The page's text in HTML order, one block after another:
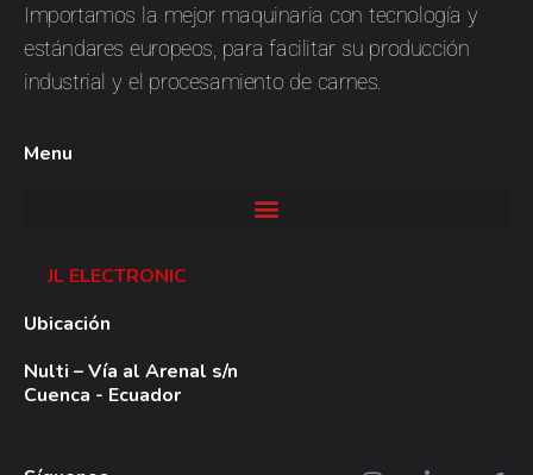
Importamos la mejor maquinaria con tecnología y
estándares europeos, para facilitar su producción
industrial y el procesamiento de carnes.
Menu
JL ELECTRONIC
Ubicación
Nulti – Vía al Arenal s/n
Cuenca - Ecuador